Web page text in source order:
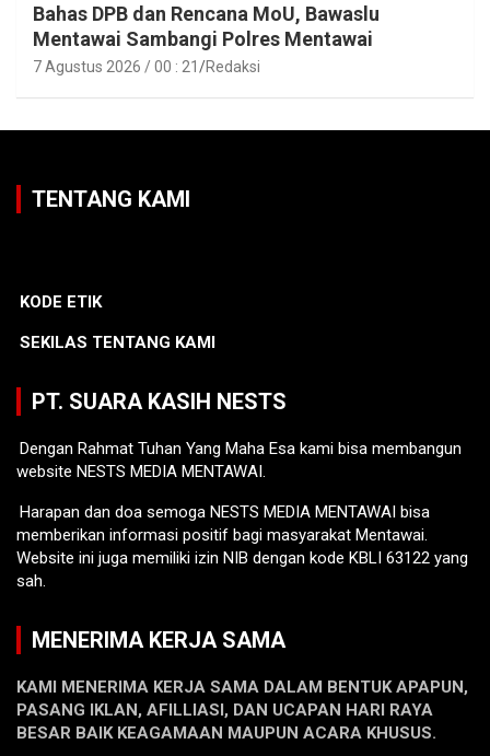
Bahas DPB dan Rencana MoU, Bawaslu
Mentawai Sambangi Polres Mentawai
7 Agustus 2026 / 00 : 21 Redaksi
TENTANG KAMI
KODE ETIK
SEKILAS TENTANG KAMI
PT. SUARA KASIH NESTS
Dengan Rahmat Tuhan Yang Maha Esa kami bisa membangun
website NESTS MEDIA MENTAWAI.
Harapan dan doa semoga NESTS MEDIA MENTAWAI bisa
memberikan informasi positif bagi masyarakat Mentawai.
Website ini juga memiliki izin NIB dengan kode KBLI 63122 yang
sah.
MENERIMA KERJA SAMA
KAMI MENERIMA KERJA SAMA DALAM BENTUK APAPUN,
PASANG IKLAN, AFILLIASI, DAN UCAPAN HARI RAYA
BESAR BAIK KEAGAMAAN MAUPUN ACARA KHUSUS.